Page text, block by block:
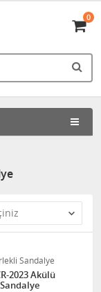
0
Sandalye
2023 Akülü